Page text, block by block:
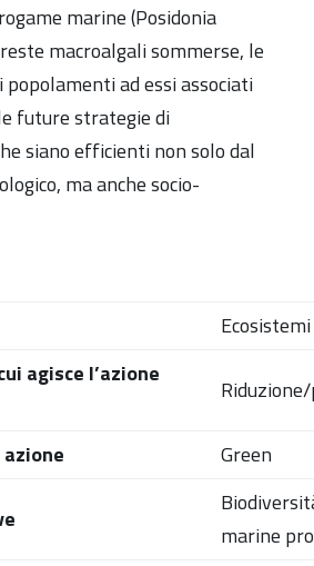
marine (Posidonia
macroalgali sommerse, le
popolamenti ad essi associati
future strategie di
siano efficienti non solo dal
ma anche socio-
agisce l’azione
Green
marine